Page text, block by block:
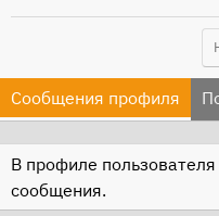
Сообщения профиля
В профиле
сообщения.